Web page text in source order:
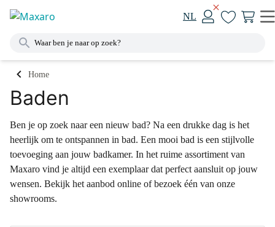
NL
Home
Baden
Ben je op zoek naar een nieuw bad? Na een drukke dag is het
heerlijk om te ontspannen in bad. Een mooi bad is een stijlvolle
toevoeging aan jouw badkamer. In het ruime assortiment van
Maxaro vind je altijd een exemplaar dat perfect aansluit op jouw
wensen. Bekijk het aanbod online of bezoek één van onze
showrooms.